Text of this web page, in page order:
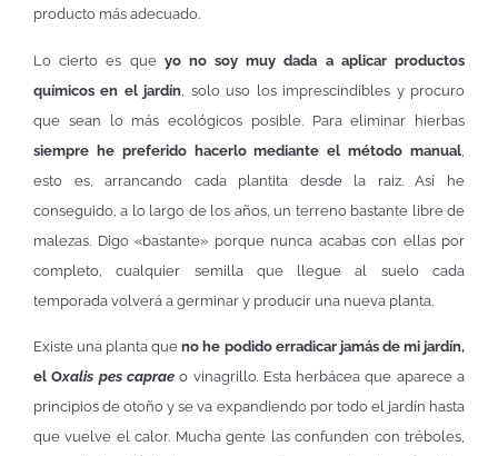
producto más adecuado.
Lo cierto es que yo no soy muy dada a aplicar productos
químicos en el jardín , solo uso los imprescindibles y procuro
que sean lo más ecológicos posible. Para eliminar hierbas
siempre he preferido hacerlo mediante el método manual
esto es, arrancando cada plantita desde la raiz. Así he
conseguido, a lo largo de los años, un terreno bastante libre de
malezas. Digo «bastante» porque nunca acabas con ellas por
completo, cualquier semilla que llegue al suelo cada
temporada volverá a germinar y producir una nueva planta.
Existe una planta queno he podido erradicar jamás de mi jardín,
el Oxalis pes capraeo vinagrillo. Esta herbácea que aparece a
principios de otoño y se va expandiendo por todo el jardín hasta
que vuelve el calor. Mucha gente las confunden con tréboles,